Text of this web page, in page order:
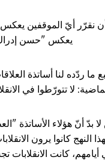
أن نقرّر أيّ الموقفين
يعكس "حسن
ما ردّده لنا أساتذة
بدّ أنّ هؤلاء الأساتذة
النهج كانوا يرون
أيامهم، كانت الانقلابات